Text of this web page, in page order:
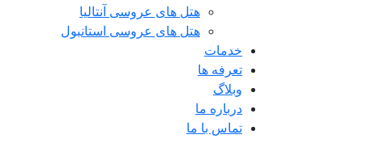
هتل های عروسی آنتالیا
هتل های عروسی استانبول
خدمات
تعرفه ها
وبلاگ
درباره ما
تماس با ما